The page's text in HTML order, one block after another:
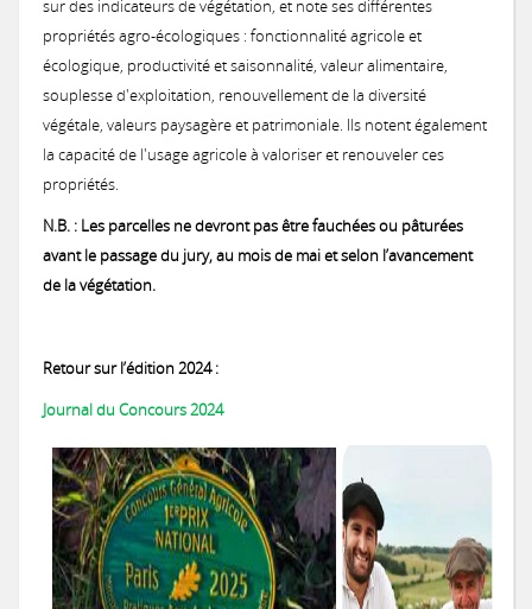
sur des indicateurs de végétation, et note ses différentes
propriétés agro-écologiques : fonctionnalité agricole et
écologique, productivité et saisonnalité, valeur alimentaire,
souplesse d'exploitation, renouvellement de la diversité
végétale, valeurs paysagère et patrimoniale. Ils notent également
la capacité de l'usage agricole à valoriser et renouveler ces
propriétés.
N.B. : Les parcelles ne devront pas être fauchées ou pâturées
avant le passage du jury, au mois de mai et selon l’avancement
de la végétation.
Retour sur l’édition 2024 :
Journal du Concours 2024